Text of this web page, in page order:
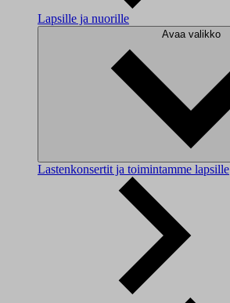
Lapsille ja nuorille
Avaa valikko
Lastenkonsertit ja toimintamme lapsille